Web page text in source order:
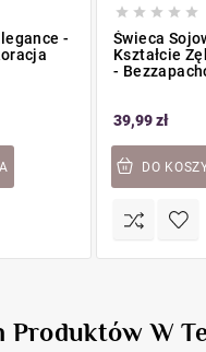
-
    
Świeca
Kształcie
-
39,99 zł
DO
Produktów W